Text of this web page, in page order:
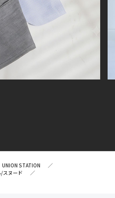
UNION STATION
スヌード